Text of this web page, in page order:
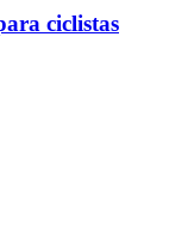
ciclistas